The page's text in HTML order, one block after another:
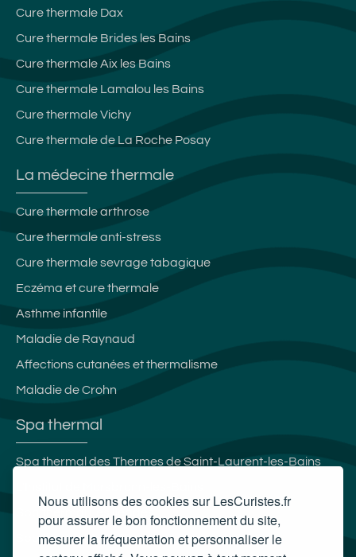
Nous utilisons des cookies sur LesCuristes.fr
pour assurer le bon fonctionnement du site,
mesurer la fréquentation et personnaliser le
Cure thermale Dax
Cure thermale Brides les Bains
Cure thermale Aix les Bains
Cure thermale Lamalou les Bains
Cure thermale Vichy
Cure thermale de La Roche Posay
La médecine thermale
Cure thermale arthrose
Cure thermale anti-stress
Cure thermale sevrage tabagique
Eczéma et cure thermale
Asthme infantile
Maladie de Raynaud
Affections cutanées et thermalisme
Maladie de Crohn
Spa thermal
Spa thermal des Thermes de Saint-Laurent-les-Bains
Spa thermal Aiga Resort